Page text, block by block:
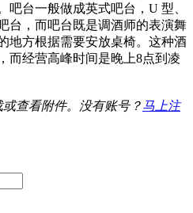
吧台一般做成英式吧台，U 型、
台，而吧台既是调酒师的表演舞
地方根据需要安放桌椅。这种酒
而经营高峰时间是晚上8点到凌
查看附件。没有账号？马上注